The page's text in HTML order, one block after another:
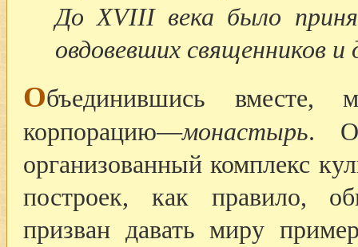
До XVIII века было
овдовевших священников и
Объединившись вместе,
корпорацию—монастырь.
организованный комплекс
построек, как правило,
призван давать миру